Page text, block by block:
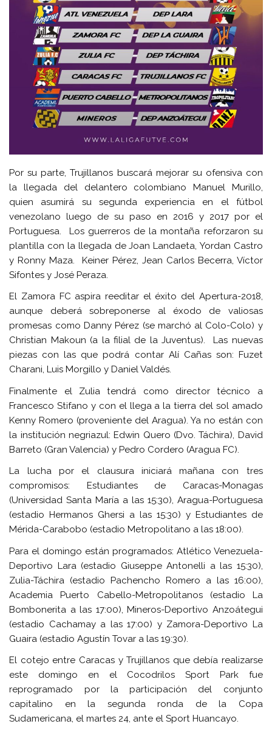
Por su parte, Trujillanos buscará mejorar su ofensiva con
la llegada del delantero colombiano Manuel Murillo,
quien asumirá su segunda experiencia en el fútbol
venezolano luego de su paso en 2016 y 2017 por el
Portuguesa. Los guerreros de la montaña reforzaron su
plantilla con la llegada de Joan Landaeta, Yordan Castro
y Ronny Maza. Keiner Pérez, Jean Carlos Becerra, Víctor
Sifontes y José Peraza.
El Zamora FC aspira reeditar el éxito del Apertura-2018,
aunque deberá sobreponerse al éxodo de valiosas
promesas como Danny Pérez (se marchó al Colo-Colo) y
Christian Makoun (a la filial de la Juventus). Las nuevas
piezas con las que podrá contar Alí Cañas son: Fuzet
Charani, Luis Morgillo y Daniel Valdés.
Finalmente el Zulia tendrá como director técnico a
Francesco Stifano y con el llega a la tierra del sol amado
Kenny Romero (proveniente del Aragua). Ya no están con
la institución negriazul: Edwin Quero (Dvo. Táchira), David
Barreto (Gran Valencia) y Pedro Cordero (Aragua FC).
La lucha por el clausura iniciará mañana con tres
compromisos: Estudiantes de Caracas-Monagas
(Universidad Santa María a las 15:30), Aragua-Portuguesa
(estadio Hermanos Ghersi a las 15:30) y Estudiantes de
Mérida-Carabobo (estadio Metropolitano a las 18:00).
Para el domingo están programados: Atlético Venezuela-
Deportivo Lara (estadio Giuseppe Antonelli a las 15:30),
Zulia-Táchira (estadio Pachencho Romero a las 16:00),
Academia Puerto Cabello-Metropolitanos (estadio La
Bombonerita a las 17:00), Mineros-Deportivo Anzoátegui
(estadio Cachamay a las 17:00) y Zamora-Deportivo La
Guaira (estadio Agustín Tovar a las 19:30).
El cotejo entre Caracas y Trujillanos que debía realizarse
este domingo en el Cocodrilos Sport Park fue
reprogramado por la participación del conjunto
capitalino en la segunda ronda de la Copa
Sudamericana, el martes 24, ante el Sport Huancayo.